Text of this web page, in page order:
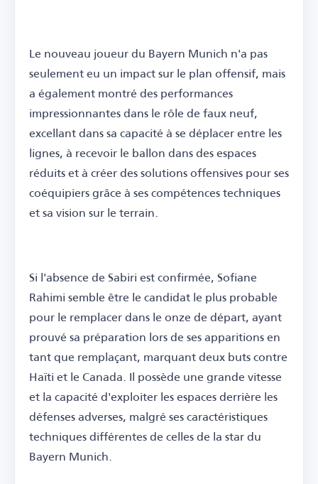
Le nouveau joueur du Bayern Munich n'a pas
seulement eu un impact sur le plan offensif, mais
a également montré des performances
impressionnantes dans le rôle de faux neuf,
excellant dans sa capacité à se déplacer entre les
lignes, à recevoir le ballon dans des espaces
réduits et à créer des solutions offensives pour ses
coéquipiers grâce à ses compétences techniques
et sa vision sur le terrain.
Si l'absence de Sabiri est confirmée, Sofiane
Rahimi semble être le candidat le plus probable
pour le remplacer dans le onze de départ, ayant
prouvé sa préparation lors de ses apparitions en
tant que remplaçant, marquant deux buts contre
Haïti et le Canada. Il possède une grande vitesse
et la capacité d'exploiter les espaces derrière les
défenses adverses, malgré ses caractéristiques
techniques différentes de celles de la star du
Bayern Munich.